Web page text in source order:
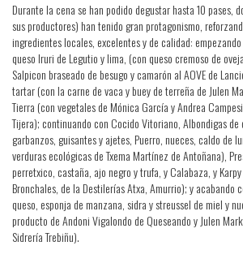
Durante la cena se han podido degustar hasta 10 pases,
sus productores) han tenido gran protagonismo,
ingredientes locales, excelentes y de calidad:
queso Iruri de Legutio y lima, (con queso cremoso de
Salpicon braseado de besugo y camarón al AOVE de
tartar (con la carne de vaca y buey de terreña de Julen
Tierra (con vegetales de Mónica García y Andrea
Tijera); continuando con Cocido Vitoriano, Albondigas
garbanzos, guisantes y ajetes, Puerro, nueces, caldo de
verduras ecológicas de Txema Martínez de Antoñana),
perretxico, castaña, ajo negro y trufa, y Calabaza, y
Bronchales, de la Destilerías Atxa, Amurrio); y acabando
queso, esponja de manzana, sidra y streussel de miel y
producto de Andoni Vigalondo de Queseando y Julen
Sidrería Trebiñu).